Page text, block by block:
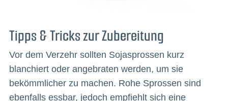
Tipps & Tricks zur Zubereitung
Vor dem Verzehr sollten Sojasprossen kurz
blanchiert oder angebraten werden, um sie
bekömmlicher zu machen. Rohe Sprossen sind
ebenfalls essbar, jedoch empfiehlt sich eine